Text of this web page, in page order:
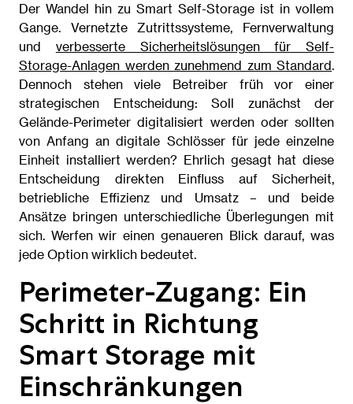
Der Wandel hin zu Smart Self-Storage ist in vollem
Gange. Vernetzte Zutrittssysteme, Fernverwaltung
und verbesserte Sicherheitslösungen für Self-
Storage-Anlagen werden zunehmend zum Standard.
Dennoch stehen viele Betreiber früh vor einer
strategischen Entscheidung: Soll zunächst der
Gelände-Perimeter digitalisiert werden oder sollten
von Anfang an digitale Schlösser für jede einzelne
Einheit installiert werden? Ehrlich gesagt hat diese
Entscheidung direkten Einfluss auf Sicherheit,
betriebliche Effizienz und Umsatz – und beide
Ansätze bringen unterschiedliche Überlegungen mit
sich. Werfen wir einen genaueren Blick darauf, was
jede Option wirklich bedeutet.
Perimeter-Zugang: Ein
Schritt in Richtung
Smart Storage mit
Einschränkungen